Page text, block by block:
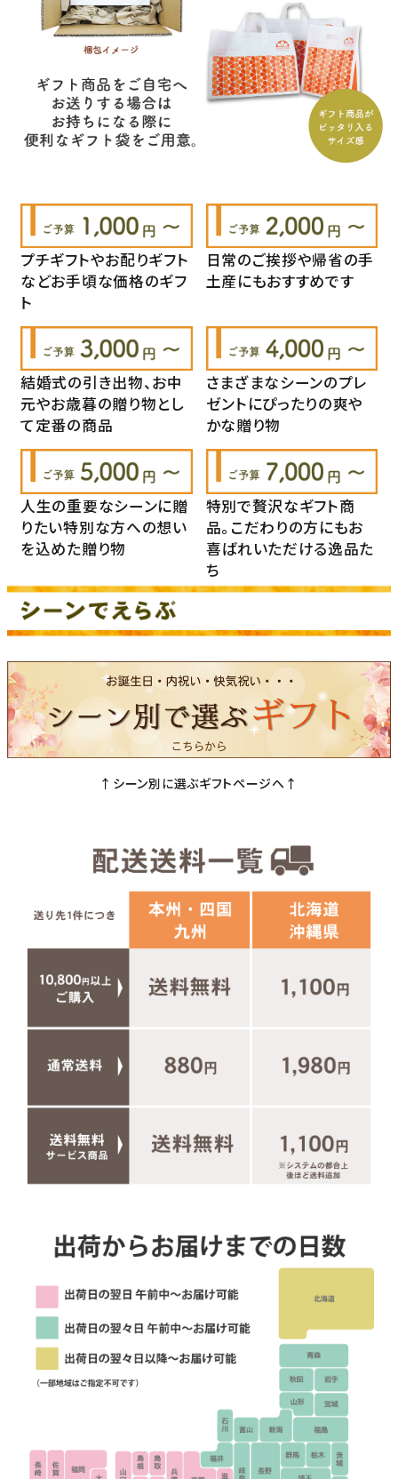
プチギフトやお配りギフト
などお手頃な価格のギフ
ト
日常のご挨拶や帰省の手
土産にもおすすめです
結婚式の引き出物、お中
元やお歳暮の贈り物とし
て定番の商品
さまざまなシーンのプレ
ゼントにぴったりの爽や
かな贈り物
人生の重要なシーンに贈
りたい特別な方への想い
を込めた贈り物
特別で贅沢なギフト商
品。こだわりの方にもお
喜ばれいただける逸品た
ち
↑シーン別に選ぶギフトページへ↑